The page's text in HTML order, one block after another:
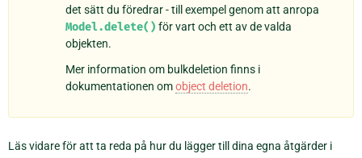
det sätt du föredrar - till exempel genom att anropa
Model.delete() för vart och ett av de valda
objekten.
Mer information om bulkdeletion finns i
dokumentationen omobject deletion.
Läs vidare för att ta reda på hur du lägger till dina egna åtgärder i